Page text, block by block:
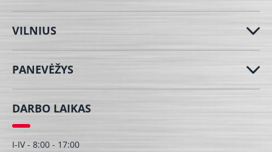
VILNIUS
PANEVĖŽYS
DARBO LAIKAS
I-IV - 8:00 - 17:00